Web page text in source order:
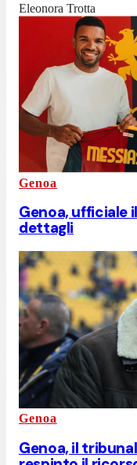
Eleonora Trotta
Genoa
Genoa, ufficiale
dettagli
Genoa
Genoa, il